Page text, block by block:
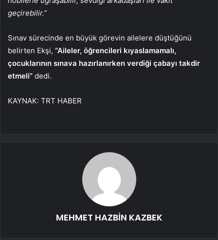
geçirebilir.”
Sınav sürecinde en büyük görevin ailelere düştüğünü
belirten Ekşi, “Aileler, öğrencileri kıyaslamamalı,
çocuklarının sınava hazırlanırken verdiği çabayı takdir
etmeli” dedi.
KAYNAK: TRT HABER
MEHMET HAZBİN KAZBEK